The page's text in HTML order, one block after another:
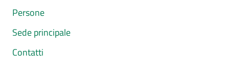
Persone
Sede principale
Contatti